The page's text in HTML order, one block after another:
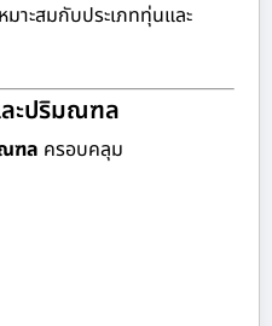
มาะสมกับประเภททุ่นและ
ะปริมณฑล
ฑล ครอบคลุม